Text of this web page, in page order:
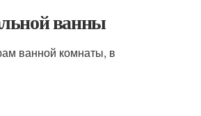
ванны
ванной комнаты, в